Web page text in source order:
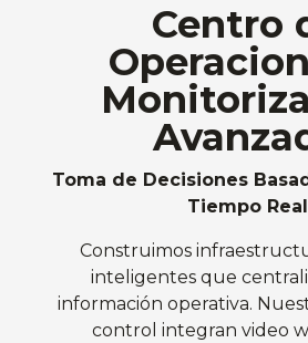
Centro
Toma de Decisiones
Tiempo Real
Construimos
inteligentes que
información operativa.
control integran video